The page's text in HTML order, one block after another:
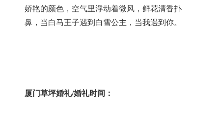
娇艳的颜色，空气里浮动着微风，鲜花清香扑
鼻，当白马王子遇到白雪公主，当我遇到你。
厦门草坪婚礼/婚礼时间：